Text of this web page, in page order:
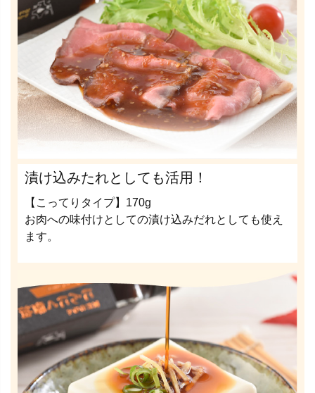
漬け込みたれとしても活用！
【こってりタイプ】170g
お肉への味付けとしての漬け込みだれとしても使え
ます。